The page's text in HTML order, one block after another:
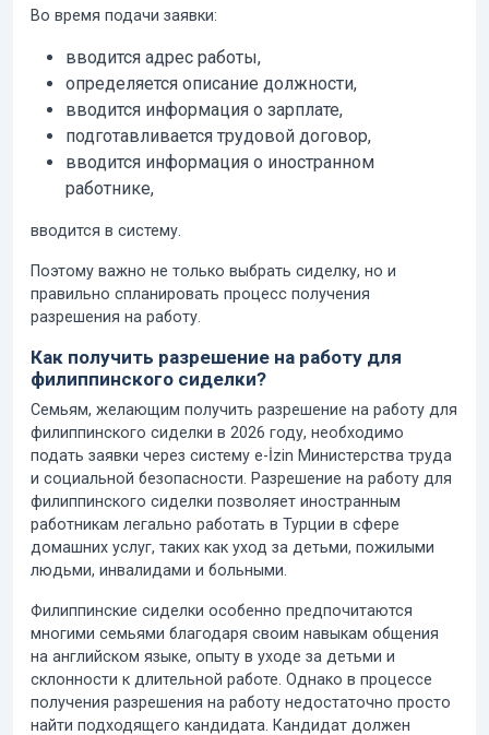
Во время подачи заявки:
вводится адрес работы,
определяется описание должности,
вводится информация о зарплате,
подготавливается трудовой договор,
вводится информация о иностранном
работнике,
вводится в систему.
Поэтому важно не только выбрать сиделку, но и
правильно спланировать процесс получения
разрешения на работу.
Как получить разрешение на работу для
филиппинского сиделки?
Семьям, желающим получить разрешение на работу для
филиппинского сиделки в 2026 году, необходимо
подать заявки через систему e-İzin Министерства труда
и социальной безопасности. Разрешение на работу для
филиппинского сиделки позволяет иностранным
работникам легально работать в Турции в сфере
домашних услуг, таких как уход за детьми, пожилыми
людьми, инвалидами и больными.
Филиппинские сиделки особенно предпочитаются
многими семьями благодаря своим навыкам общения
на английском языке, опыту в уходе за детьми и
склонности к длительной работе. Однако в процессе
получения разрешения на работу недостаточно просто
найти подходящего кандидата. Кандидат должен